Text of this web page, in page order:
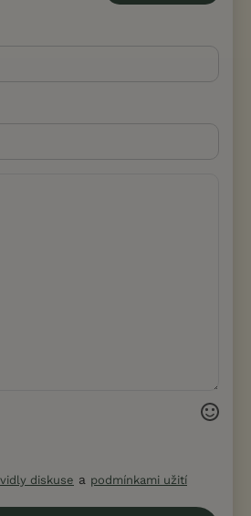
diskuse a podmínkami užití